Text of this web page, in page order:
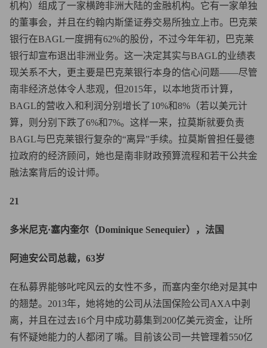
机构）组成了一家横跨非洲大陆的金融机构。它有一家单独
的董事会，并且在约翰内斯堡证券交易所独立上市。巴克莱
银行在BAGL一度拥有62%的股份，不过今年年初，巴克莱
银行却宣布退出非洲业务。这一决定其实与BAGL的业绩表
现关系不大，更主要是巴克莱银行本身的信心问题——尽管
南非经济总体令人悲观，但2015年，以本地货币计算，
BAGL的营收入和利润分别增长了10%和8%（若以美元计
算，则分别下跌了6%和7%。这样一来，拉莫斯就要负责
BAGL与巴克莱银行复杂的“离异”手续。拉莫斯曾担任曼德
拉政府的经济顾问，她也是南非财政预算流程和若干公共金
融法案背后的设计师。
21
多米尼克·塞内奎尔（Dominique Senequier），法国
阿迪安公司总裁，63岁
在私募界能够叱咤风云的女性不多，而塞内奎尔绝对是其中
的翘楚。2013年，她将她的公司从法国保险公司AXA中剥
离，并且在过去16个月中成功募集到200亿美元资金，让所
有怀疑她能力的人都闭了嘴。目前该公司一共管理着550亿